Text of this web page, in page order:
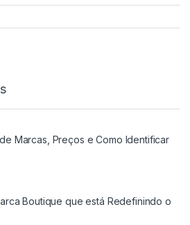
Marcas, Preços e Como Identificar
Boutique que está Redefinindo o